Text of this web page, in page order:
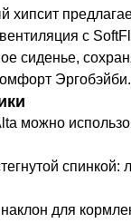
хипсит
с
сиденье,
Эргобэйби.
можно
спинкой:
для